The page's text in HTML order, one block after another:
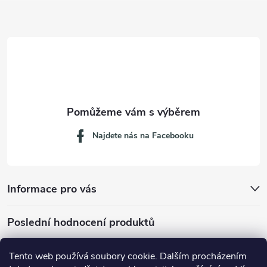
Tento web používá soubory cookie. Dalším procházením
Informace pro vás
Najdete nás na Facebooku
Poslední hodnocení produktů